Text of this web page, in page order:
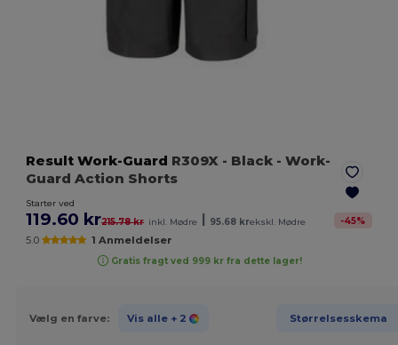
Result Work-Guard R309X - Black - Work-
Guard Action Shorts
Starter ved
119.60 kr215.78 kr inkl. Mødre 95.68 krekskl. Mødre -45%
5.0 1 Anmeldelser
Gratis fragt ved 999 kr fra dette lager!
Vælg en farve: Vis alle + 2 Størrelsesskema